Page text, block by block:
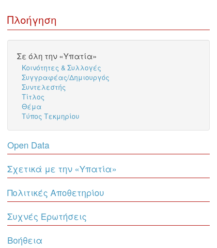
Πλοήγηση
Σε όλη την «Υπατία»
Κοινότητες & Συλλογές
Συγγραφέας/Δημιουργός
Συντελεστής
Τίτλος
Θέμα
Τύπος Τεκμηρίου
Open Data
Σχετικά με την «Υπατία»
Πολιτικές Αποθετηρίου
Συχνές Ερωτήσεις
Βοήθεια